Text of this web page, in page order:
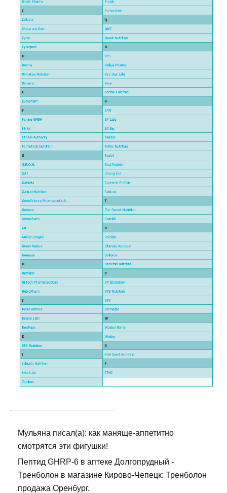
Мульяна писал(а): как маняще-аппетитно
смотрятся эти фигушки!
Пептид GHRP-6 в аптеке Долгопрудный -
Тренболон в магазине Кирово-Чепецк: Тренболон
продажа Оренбург.